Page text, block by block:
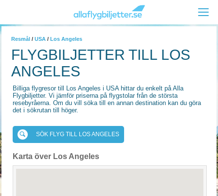
Resmål / USA / Los Angeles
FLYGBILJETTER TILL LOS
ANGELES
Billiga flygresor till Los Angeles i USA hittar du enkelt på Alla
Flygbiljetter. Vi jämför priserna på flygstolar från de största
resebyråerna. Om du vill söka till en annan destination kan du göra
det i sökrutan till höger.
SÖK FLYG TILL LOS ANGELES
Karta över Los Angeles